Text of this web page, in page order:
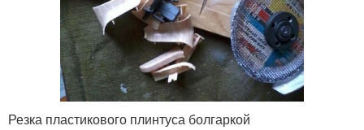
Резка пластикового плинтуса болгаркой